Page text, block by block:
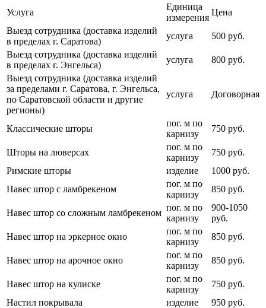
Услуга
Единица
измерения
Цена
Выезд сотрудника (доставка изделий
в пределах г. Саратова)
услуга
500 руб.
Выезд сотрудника (доставка изделий
в пределах г. Энгельса)
услуга
800 руб.
Выезд сотрудника (доставка изделий
за пределами г. Саратова, г. Энгельса,
по Саратовской области и другие
регионы)
услуга Договорная
Классические шторы
пог. м по
карнизу
750 руб.
Шторы на люверсах
пог. м по
карнизу
750 руб.
Римские шторы
изделие
1000 руб.
Навес штор с ламбрекеном
пог. м по
карнизу
850 руб.
Навес штор со сложным ламбрекеном
пог. м по
карнизу
900-1050
руб.
Навес штор на эркерное окно
пог. м по
карнизу
850 руб.
Навес штор на арочное окно
пог. м по
карнизу
850 руб.
Навес штор на кулиске
пог. м по
карнизу
750 руб.
Настил покрывала
изделие
950 руб.